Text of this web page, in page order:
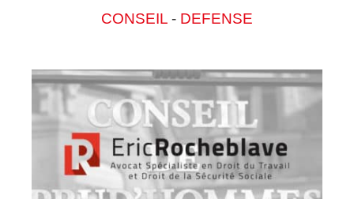
CONSEIL - DEFENSE